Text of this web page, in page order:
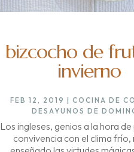
bizcocho de
invierno
FEB 12, 2019 | COCINA DE
DESAYUNOS DE
Los ingleses, genios a la hora
convivencia con el clima frío,